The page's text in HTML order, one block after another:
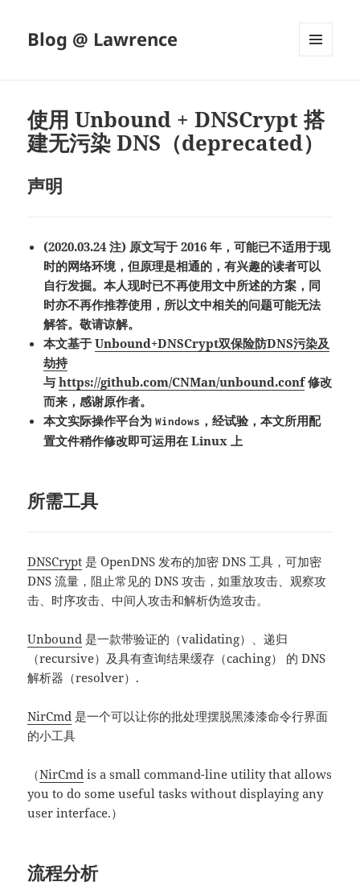
Blog @ Lawrence
使用 Unbound + DNSCrypt 搭
建无污染 DNS（deprecated）
声明
(2020.03.24 注) 原文写于 2016 年，可能已不适用于现
时的网络环境，但原理是相通的，有兴趣的读者可以
自行发掘。本人现时已不再使用文中所述的方案，同
时亦不再作推荐使用，所以文中相关的问题可能无法
解答。敬请谅解。
本文基于Unbound+DNSCrypt双保险防DNS污染及
劫持
与https://github.com/CNMan/unbound.conf修改
而来，感谢原作者。
本文实际操作平台为Windows ，经试验，本文所用配
置文件稍作修改即可运用在 Linux 上
所需工具
DNSCrypt 是 OpenDNS 发布的加密 DNS 工具，可加密
DNS 流量，阻止常见的 DNS 攻击，如重放攻击、观察攻
击、时序攻击、中间人攻击和解析伪造攻击。
Unbound 是一款带验证的（validating）、递归
（recursive）及具有查询结果缓存（caching） 的 DNS
解析器（resolver）.
NirCmd 是一个可以让你的批处理摆脱黑漆漆命令行界面
的小工具
（NirCmd is a small command-line utility that allows
you to do some useful tasks without displaying any
user interface.）
流程分析